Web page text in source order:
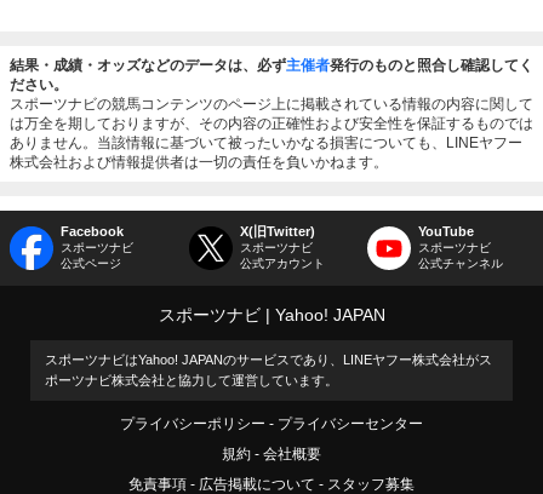
結果・成績・オッズなどのデータは、必ず主催者発行のものと照合し確認してく
ださい。
スポーツナビの競馬コンテンツのページ上に掲載されている情報の内容に関して
は万全を期しておりますが、その内容の正確性および安全性を保証するものでは
ありません。当該情報に基づいて被ったいかなる損害についても、LINEヤフー
株式会社および情報提供者は一切の責任を負いかねます。
Facebook
スポーツナビ
公式ページ
X(旧Twitter)
スポーツナビ
公式アカウント
YouTube
スポーツナビ
公式チャンネル
スポーツナビ Yahoo! JAPAN
スポーツナビはYahoo! JAPANのサービスであり、LINEヤフー株式会社がス
ポーツナビ株式会社と協力して運営しています。
プライバシーポリシー
プライバシーセンター
規約
会社概要
免責事項
広告掲載について スタッフ募集